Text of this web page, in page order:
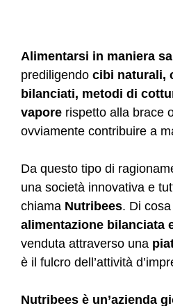
Alimentarsi in maniera
prediligendo cibi naturali,
bilanciati, metodi di
vapore rispetto alla brace
ovviamente contribuire a
Da questo tipo di
una società innovativa e
chiama Nutribees. Di
alimentazione bilanciata
venduta attraverso una
è il fulcro dell’attività
Nutribees è un’azienda